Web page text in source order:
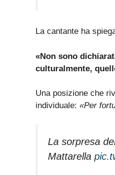
La cantante ha
«Non sono
culturalmente,
Una posizione che
individuale: «Per
La sorpresa
Mattarella